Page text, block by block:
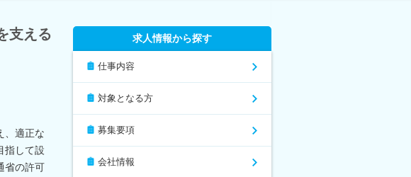
支える
、適正な
指して設
省の許可
求人情報から探す
仕事内容
対象となる方
募集要項
会社情報